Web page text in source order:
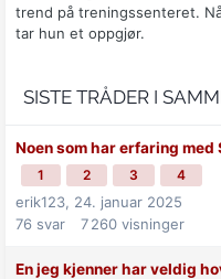
trend på treningssenteret.
tar hun et oppgjør.
SISTE TRÅDER I
Noen som har erfaring med
1 2 3 4
erik123, 24. januar 2025
76 svar 7 260 visninger
En jeg kjenner har veldig